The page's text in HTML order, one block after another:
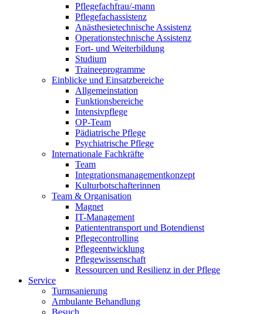
Pflegefachfrau/-mann
Pflegefachassistenz
Anästhesietechnische Assistenz
Operationstechnische Assistenz
Fort- und Weiterbildung
Studium
Traineeprogramme
Einblicke und Einsatzbereiche
Allgemeinstation
Funktionsbereiche
Intensivpflege
OP-Team
Pädiatrische Pflege
Psychiatrische Pflege
Internationale Fachkräfte
Team
Integrationsmanagementkonzept
Kulturbotschafterinnen
Team & Organisation
Magnet
IT-Management
Patiententransport und Botendienst
Pflegecontrolling
Pflegeentwicklung
Pflegewissenschaft
Ressourcen und Resilienz in der Pflege
Service
Turmsanierung
Ambulante Behandlung